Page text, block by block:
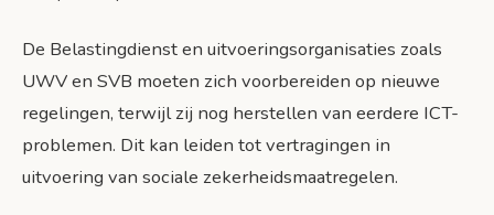
De Belastingdienst en uitvoeringsorganisaties zoals
UWV en SVB moeten zich voorbereiden op nieuwe
regelingen, terwijl zij nog herstellen van eerdere ICT-
problemen. Dit kan leiden tot vertragingen in
uitvoering van sociale zekerheidsmaatregelen.